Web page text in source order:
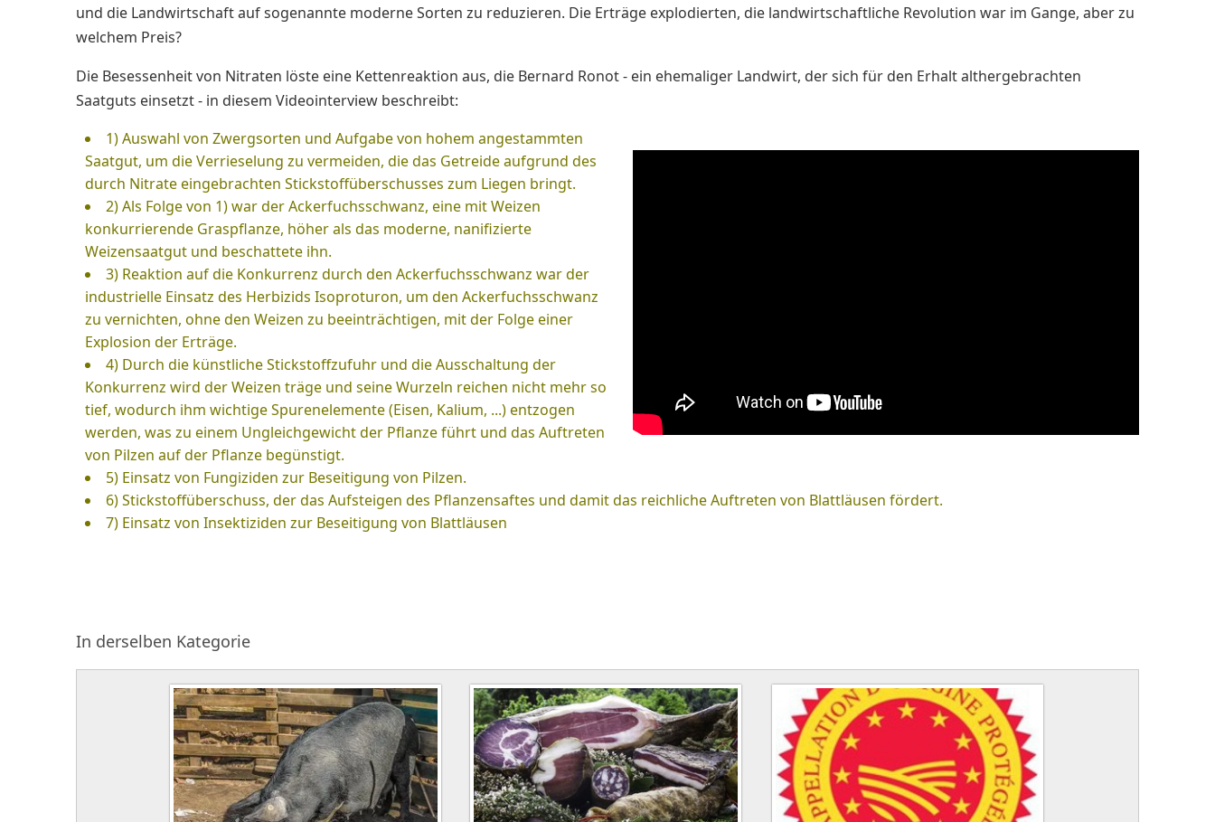
und die Landwirtschaft auf sogenannte moderne Sorten zu reduzieren. Die Erträge explodierten, die landwirtschaftliche Revolution war im Gange, aber zu
welchem Preis?
Die Besessenheit von Nitraten löste eine Kettenreaktion aus, die Bernard Ronot - ein ehemaliger Landwirt, der sich für den Erhalt althergebrachten
Saatguts einsetzt - in diesem Videointerview beschreibt:
1) Auswahl von Zwergsorten und Aufgabe von hohem angestammten
Saatgut, um die Verrieselung zu vermeiden, die das Getreide aufgrund des
durch Nitrate eingebrachten Stickstoffüberschusses zum Liegen bringt.
2) Als Folge von 1) war der Ackerfuchsschwanz, eine mit Weizen
konkurrierende Graspflanze, höher als das moderne, nanifizierte
Weizensaatgut und beschattete ihn.
3) Reaktion auf die Konkurrenz durch den Ackerfuchsschwanz war der
industrielle Einsatz des Herbizids Isoproturon, um den Ackerfuchsschwanz
zu vernichten, ohne den Weizen zu beeinträchtigen, mit der Folge einer
Explosion der Erträge.
4) Durch die künstliche Stickstoffzufuhr und die Ausschaltung der
Konkurrenz wird der Weizen träge und seine Wurzeln reichen nicht mehr so
tief, wodurch ihm wichtige Spurenelemente (Eisen, Kalium, ...) entzogen
werden, was zu einem Ungleichgewicht der Pflanze führt und das Auftreten
von Pilzen auf der Pflanze begünstigt.
5) Einsatz von Fungiziden zur Beseitigung von Pilzen.
6) Stickstoffüberschuss, der das Aufsteigen des Pflanzensaftes und damit das reichliche Auftreten von Blattläusen fördert.
7) Einsatz von Insektiziden zur Beseitigung von Blattläusen
In derselben Kategorie